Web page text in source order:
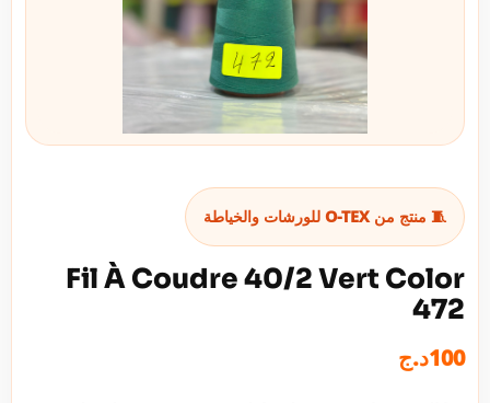
🧵 منتج من O-TEX للورشات والخياطة
Fil À Coudre 40/2 Vert Color
472
100د.ج